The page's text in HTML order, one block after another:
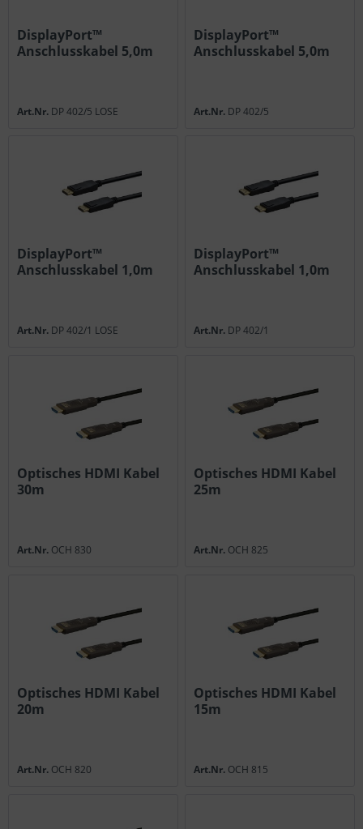
DisplayPort™
Anschlusskabel 5,0m
Art.Nr. DP 402/5 LOSE
DisplayPort™
Anschlusskabel 5,0m
Art.Nr. DP 402/5
DisplayPort™
Anschlusskabel 1,0m
Art.Nr. DP 402/1 LOSE
DisplayPort™
Anschlusskabel 1,0m
Art.Nr. DP 402/1
Optisches HDMI Kabel
30m
Art.Nr. OCH 830
Optisches HDMI Kabel
25m
Art.Nr. OCH 825
Optisches HDMI Kabel
20m
Art.Nr. OCH 820
Optisches HDMI Kabel
15m
Art.Nr. OCH 815